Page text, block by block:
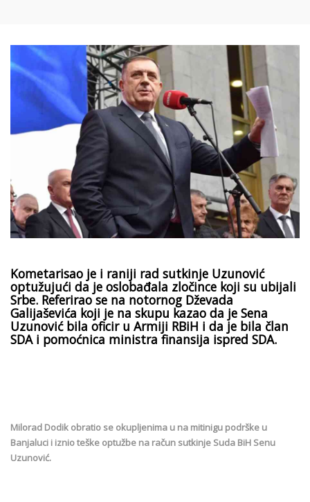
Kometarisao je i raniji rad sutkinje Uzunović
optužujući da je oslobađala zločince koji su ubijali
Srbe. Referirao se na notornog Dževada
Galijaševića koji je na skupu kazao da je Sena
Uzunović bila oficir u Armiji RBiH i da je bila član
SDA i pomoćnica ministra finansija ispred SDA.
Milorad Dodik obratio se okupljenima u na mitinigu podrške u
Banjaluci i iznio teške optužbe na račun sutkinje Suda BiH Senu
Uzunović.